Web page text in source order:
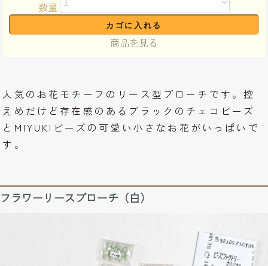
数量
商品を見る
人気のお花モチーフのリース型ブローチです。控
えめだけど存在感のあるブラックのチェコビーズ
とMIYUKIビーズの可愛い小さなお花がいっぱいで
す。
フラワーリースブローチ（白）